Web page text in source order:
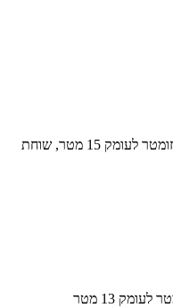
אבן גבירול 153-155 תל אביב , קידוח פיאזומטר לעומק 15 מטר, שוחת